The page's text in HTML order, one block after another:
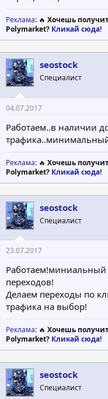
Реклама: 🔥 Хочешь
Polymarket? Кликай сюда!
seostock
Специалист
04.07.2017
Работаем..в наличии
Реклама: 🔥 Хочешь
Polymarket? Кликай сюда!
seostock
Специалист
23.07.2017
Работаем!миниальный
переходов!
Делаем переходы по
трафика на выбор!
Реклама: 🔥 Хочешь
Polymarket? Кликай сюда!
seostock
Специалист